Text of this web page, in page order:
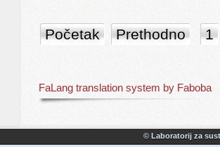
Početak Prethodno 1
FaLang translation system by Faboba
© Laboratorij za